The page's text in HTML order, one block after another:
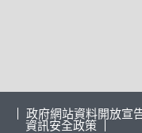
政府網站資料開放宣
資訊安全政策